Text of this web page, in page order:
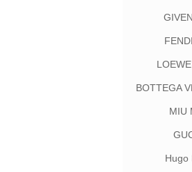
BOTTEGA
MIU
Hugo